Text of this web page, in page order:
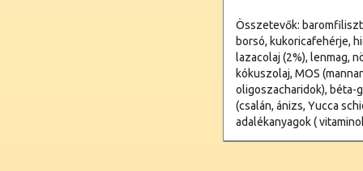
Összetevők: baromfiliszt
borsó, kukoricafehérje,
lazacolaj (2%), lenmag,
kókuszolaj, MOS
oligoszacharidok), béta-
(csalán, ánizs, Yucca
adalékanyagok (